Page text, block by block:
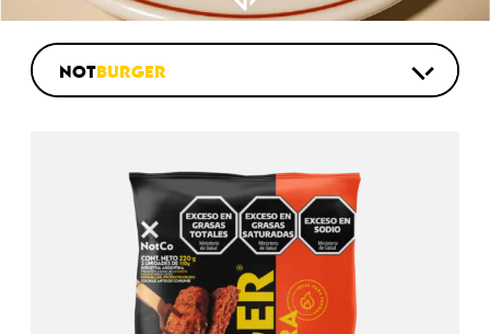
ICECREAM
NOT BURGER
CHICKEN
SALXICHA